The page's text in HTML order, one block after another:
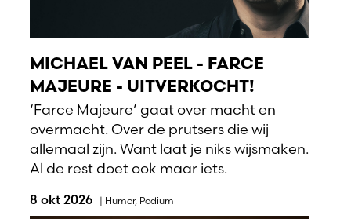
MICHAEL VAN PEEL - FARCE
MAJEURE - UITVERKOCHT!
‘Farce Majeure’ gaat over macht en
overmacht. Over de prutsers die wij
allemaal zijn. Want laat je niks wijsmaken.
Al de rest doet ook maar iets.
8 okt 2026 | Humor, Podium